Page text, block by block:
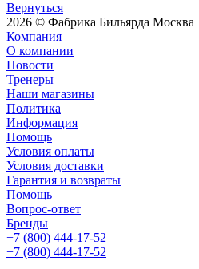
Вернуться
2026 © Фабрика Бильярда Москва
Компания
О компании
Новости
Тренеры
Наши магазины
Политика
Информация
Помощь
Условия оплаты
Условия доставки
Гарантия и возвраты
Помощь
Вопрос-ответ
Бренды
+7 (800) 444-17-52
+7 (800) 444-17-52